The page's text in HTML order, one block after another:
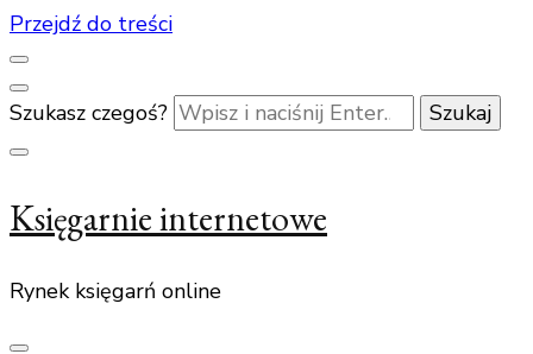
Przejdź do treści
Szukasz czegoś?
Księgarnie internetowe
Rynek księgarń online